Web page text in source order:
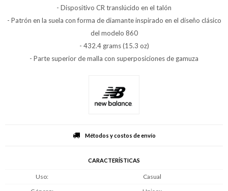
- Dispositivo CR translúcido en el talón
- Patrón en la suela con forma de diamante inspirado en el diseño clásico
del modelo 860
- 432.4 grams (15.3 oz)
- Parte superior de malla con superposiciones de gamuza
Métodos y costos de envío
CARACTERÍSTICAS
Uso
Casual